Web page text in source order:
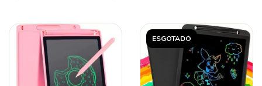
ESGOTADO